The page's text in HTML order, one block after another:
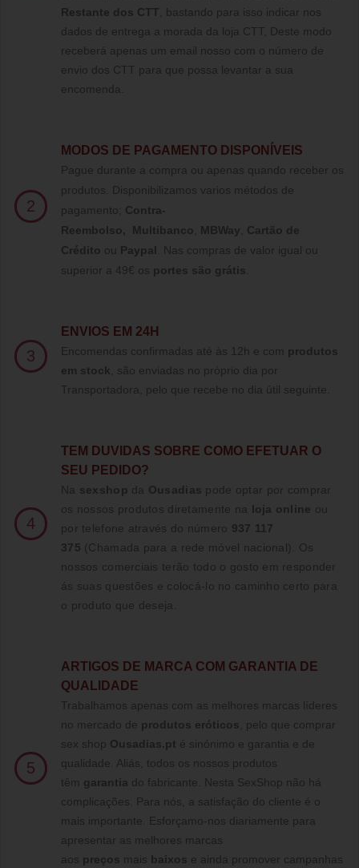
Restante dos CTT , bastando para isso indicar nos
dados de entrega a morada da loja CTT, Deste modo
receberá apenas um email nosso com o número de
envio dos CTT para que possa levantar a sua
encomenda.
2
MODOS DE PAGAMENTO DISPONÍVEIS
Pague durante a compra ou apenas quando receber os
produtos. Disponibilizamos varios métodos de
pagamento; Contra-
Reembolso, Multibanco MBWay
Cartão de
Crédito ou Paypal
Nas compras de valor igual ou
superior a 49€ os portes são grátis
3
ENVIOS EM 24H
Encomendas confirmadas até às 12h e com produtos
em stock , são enviadas no próprio dia por
Transportadora, pelo que recebe no dia útil seguinte.
4
TE M DUVIDAS SOBRE COMO EFETUAR O
SEU PEDIDO?
Na sexshop da Ousadias pode optar por comprar
os nossos produtos diretamente na loja online ou
por telefone através do número 937 117
375 (Chamada para a rede móvel nacional)
. Os
nossos comerciais terão todo o gosto em responder
ás suas questões e colocá-lo no caminho certo para
o produto que deseja.
5
ARTIGOS DE MARCA COM GARANTIA DE
QUALIDADE
Trabalhamos apenas com as melhores marcas líderes
no mercado de produtos eróticos , pelo que comprar
sex shop Ousadias.pt é sinónimo e garantia e de
qualidade. Aliás, todos os nossos produtos
têm garantia do fabricante. Nesta SexShop não há
complicações. Para nós, a satisfação do cliente é o
mais importante. Esforçamo-nos diariamente para
apresentar as melhores marcas
aos preços mais baixos e ainda promover campanhas